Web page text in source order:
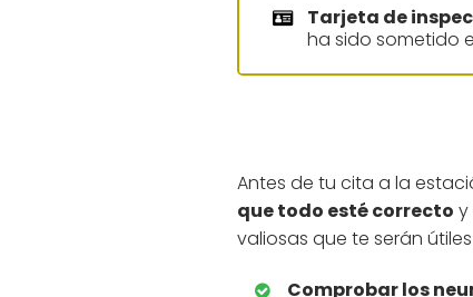
Tarjeta de
ha sido sometido
Antes de tu cita a la
que todo esté correcto y
valiosas que te serán
Comprobar los